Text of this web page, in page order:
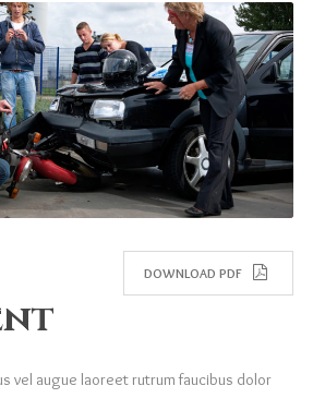
DOWNLOAD PDF
vel augue laoreet rutrum faucibus dolor